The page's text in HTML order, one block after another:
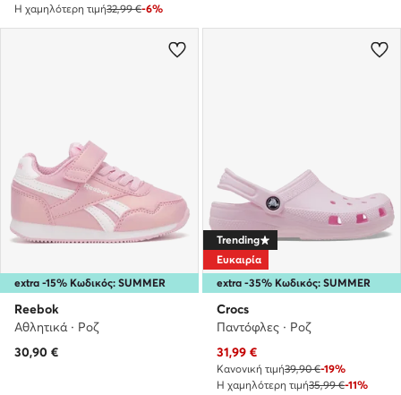
Η χαμηλότερη τιμή32,99 €-6%
extra -15% Κωδικός: SUMMER
Reebok
Αθλητικά · Ροζ
30,90 €
extra -35% Κωδικός: SUMMER
Trending
Ευκαιρία
Crocs
Παντόφλες · Ροζ
Τρέχουσα τιμή
31,99 €
Κανονική τιμή39,90 €-19%
Η χαμηλότερη τιμή35,99 €-11%